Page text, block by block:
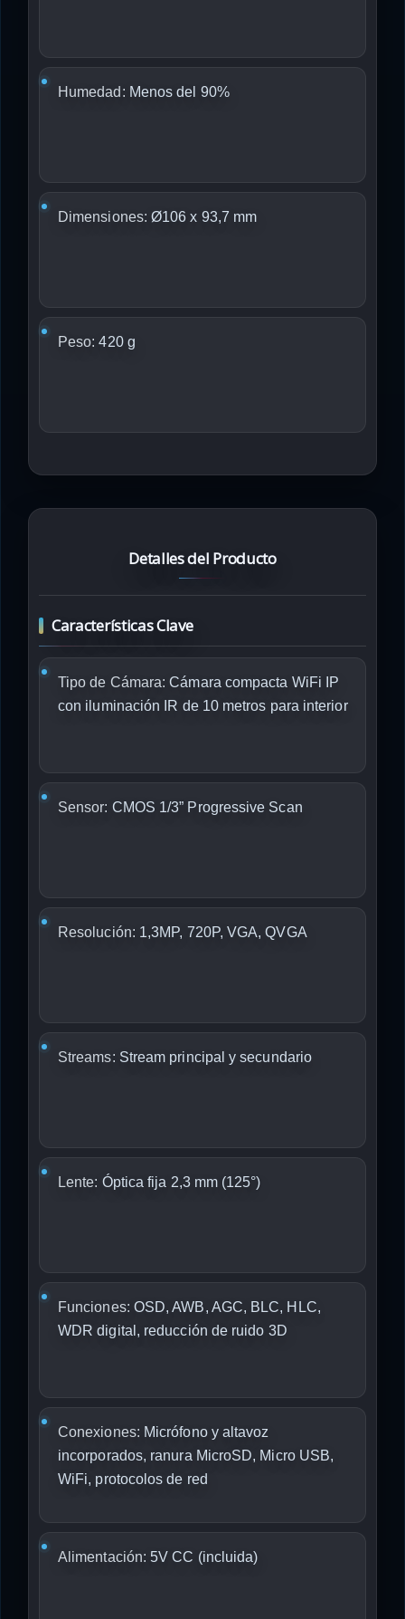
Humedad: Menos del 90%
Dimensiones: Ø106 x 93,7 mm
Peso: 420 g
Detalles del Producto
Características Clave
Tipo de Cámara: Cámara compacta WiFi IP
con iluminación IR de 10 metros para interior
Sensor: CMOS 1/3” Progressive Scan
Resolución: 1,3MP, 720P, VGA, QVGA
Streams: Stream principal y secundario
Lente: Óptica fija 2,3 mm (125°)
Funciones: OSD, AWB, AGC, BLC, HLC,
WDR digital, reducción de ruido 3D
Conexiones: Micrófono y altavoz
incorporados, ranura MicroSD, Micro USB,
WiFi, protocolos de red
Alimentación: 5V CC (incluida)